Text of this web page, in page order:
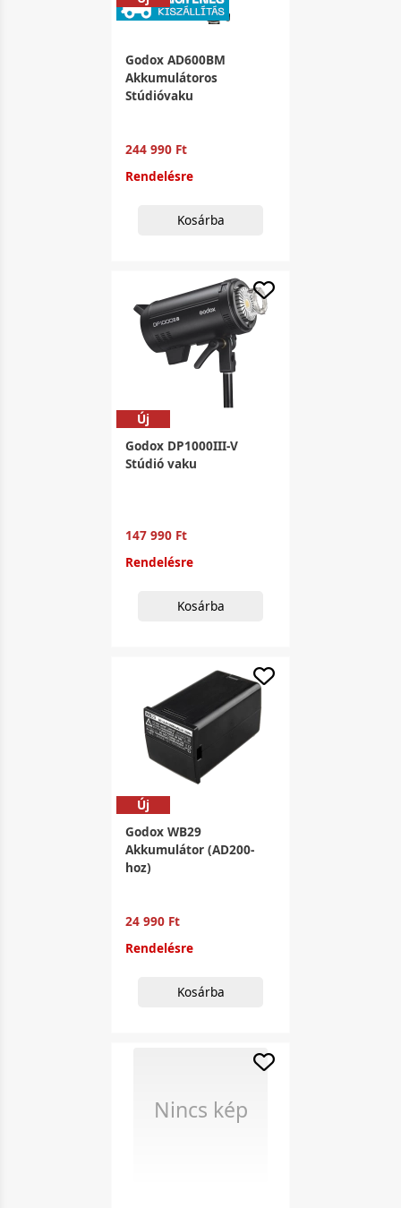
Godox AD600BM
Akkumulátoros
Stúdióvaku
244 990 Ft
Rendelésre
Kosárba
Új
Godox DP1000III-V
Stúdió vaku
147 990 Ft
Rendelésre
Kosárba
Új
Godox WB29
Akkumulátor (AD200-
hoz)
24 990 Ft
Rendelésre
Kosárba
Nincs kép